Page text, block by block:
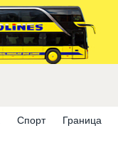
Спорт Граница